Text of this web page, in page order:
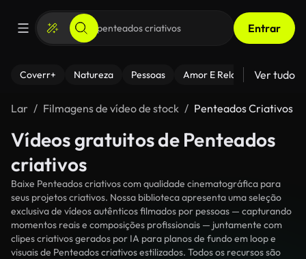
Entrar
Coverr+ Natureza Pessoas Amor E Relacionamentos
Ver tudo
Lar Filmagens de vídeo de stock Penteados Criativos
Vídeos gratuitos de Penteados
criativos
Baixe Penteados criativos com qualidade cinematográfica para
seus projetos criativos. Nossa biblioteca apresenta uma seleção
exclusiva de vídeos autênticos filmados por pessoas — capturando
momentos reais e composições profissionais — juntamente com
clipes criativos gerados por IA para planos de fundo em loop e
visuais de Penteados criativos estilizados. Todos os recursos são